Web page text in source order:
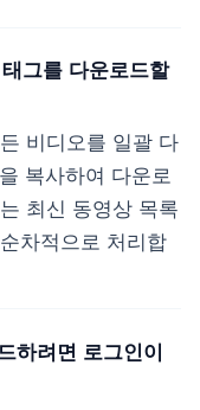
그를 다운로드할
비디오를 일괄 다
복사하여 다운로
최신 동영상 목록
차적으로 처리합
하려면 로그인이